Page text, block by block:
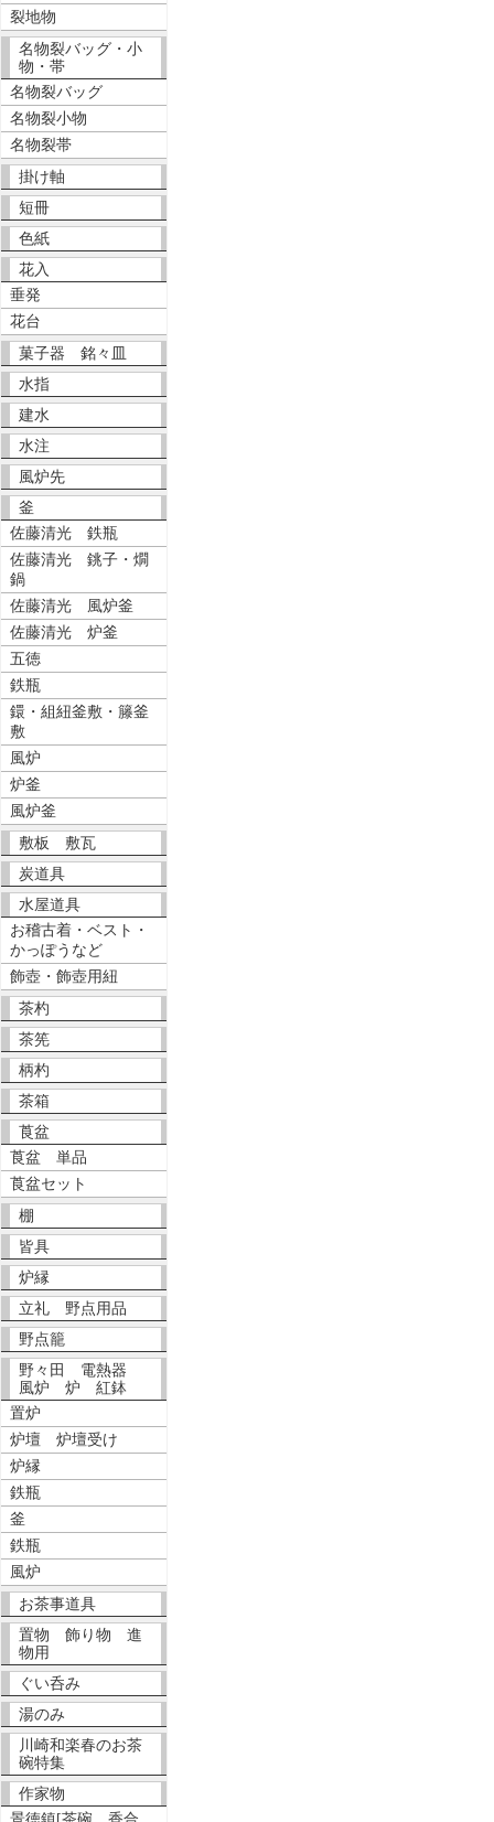
裂地物
名物裂バッグ・小
物・帯
名物裂バッグ
名物裂小物
名物裂帯
掛け軸
短冊
色紙
花入
垂発
花台
菓子器 銘々皿
水指
建水
水注
風炉先
釜
佐藤清光 鉄瓶
佐藤清光 銚子・燗
鍋
佐藤清光 風炉釜
佐藤清光 炉釜
五徳
鉄瓶
鐶・組紐釜敷・籐釜
敷
風炉
炉釜
風炉釜
敷板 敷瓦
炭道具
水屋道具
お稽古着・ベスト・
かっぽうなど
飾壺・飾壺用紐
茶杓
茶筅
柄杓
茶箱
莨盆
莨盆 単品
莨盆セット
棚
皆具
炉縁
立礼 野点用品
野点籠
野々田 電熱器
風炉 炉 紅鉢
置炉
炉壇 炉壇受け
炉縁
鉄瓶
釜
鉄瓶
風炉
お茶事道具
置物 飾り物 進
物用
ぐい呑み
湯のみ
川崎和楽春のお茶
碗特集
作家物